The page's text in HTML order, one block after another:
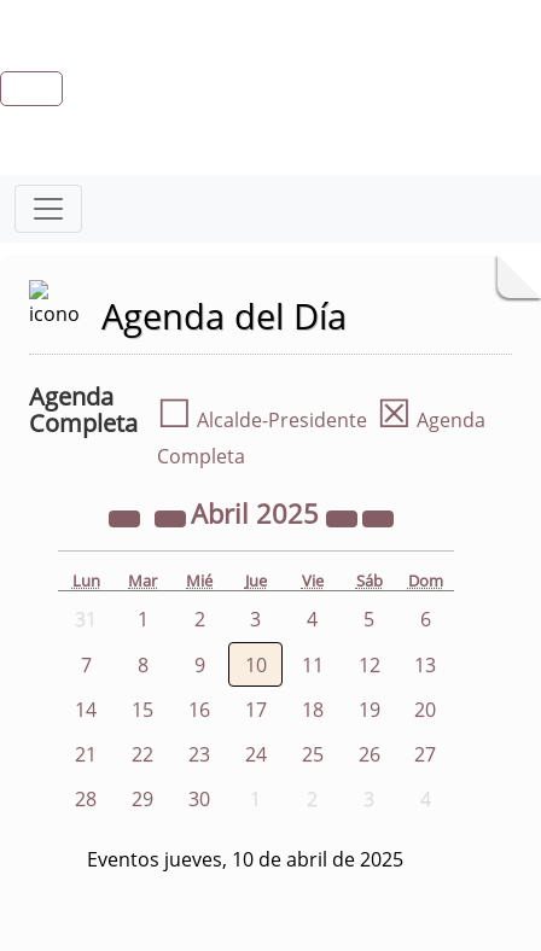
Agenda del Día
Agenda
Completa
☐ Alcalde-Presidente ☒ Agenda
Completa
Abril 2025
Lun Mar Mié Jue Vie Sáb Dom
31 1 2 3 4 5
6
7
8 9 10 11 12
13
14
15 16 17 18 19
20
21
22 23 24 25 26
27
28
29 30 1 2 3 4
Eventos jueves, 10 de abril de 2025